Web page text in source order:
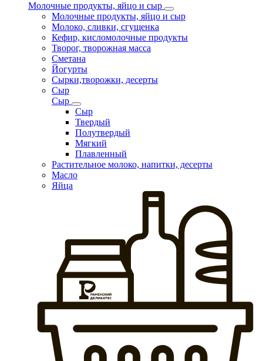
Молочные продукты, яйцо и сыр
Молочные продукты, яйцо и сыр
Молоко, сливки, сгущенка
Кефир, кисломолочные продукты
Творог, творожная масса
Сметана
Йогурты
Сырки,творожки, десерты
Сыр
Сыр
Сыр
Твердый
Полутвердый
Мягкий
Плавленный
Растительное молоко, напитки, десерты
Масло
Яйца